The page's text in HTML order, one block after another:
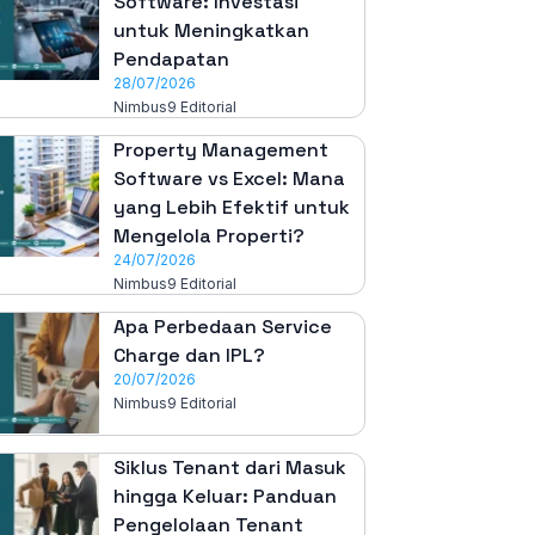
untuk Meningkatkan
Pendapatan
28/07/2026
Nimbus9 Editorial
Property Management
Software vs Excel: Mana
yang Lebih Efektif untuk
Mengelola Properti?
24/07/2026
Nimbus9 Editorial
Apa Perbedaan Service
Charge dan IPL?
20/07/2026
Nimbus9 Editorial
Siklus Tenant dari Masuk
hingga Keluar: Panduan
Pengelolaan Tenant